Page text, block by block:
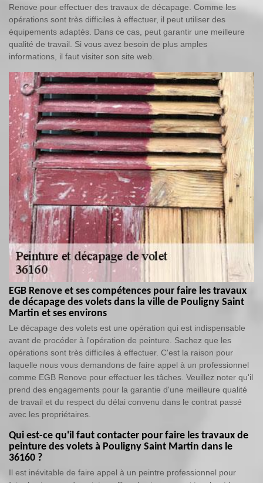
Renove pour effectuer des travaux de décapage. Comme les
opérations sont très difficiles à effectuer, il peut utiliser des
équipements adaptés. Dans ce cas, peut garantir une meilleure
qualité de travail. Si vous avez besoin de plus amples
informations, il faut visiter son site web.
EGB Renove et ses compétences pour faire les travaux
de décapage des volets dans la ville de Pouligny Saint
Martin et ses environs
Le décapage des volets est une opération qui est indispensable
avant de procéder à l'opération de peinture. Sachez que les
opérations sont très difficiles à effectuer. C'est la raison pour
laquelle nous vous demandons de faire appel à un professionnel
comme EGB Renove pour effectuer les tâches. Veuillez noter qu'il
prend des engagements pour la garantie d'une meilleure qualité
de travail et du respect du délai convenu dans le contrat passé
avec les propriétaires.
Qui est-ce qu'il faut contacter pour faire les travaux de
peinture des volets à Pouligny Saint Martin dans le
36160 ?
Il est inévitable de faire appel à un peintre professionnel pour